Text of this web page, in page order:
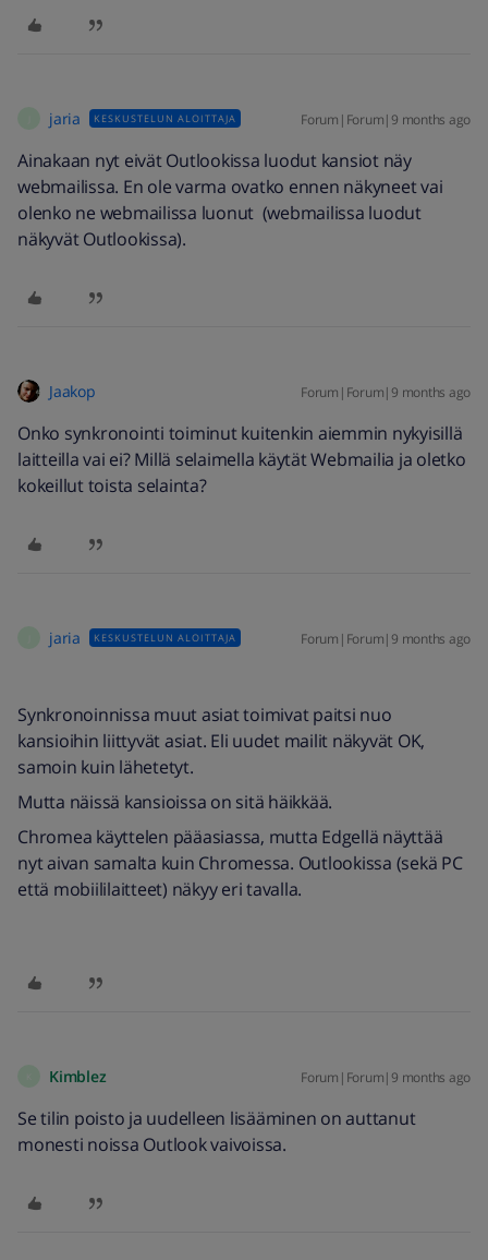
jaria KESKUSTELUN ALOITTAJA Forum|Forum|9 months ago
Ainakaan nyt eivät Outlookissa luodut kansiot näy
webmailissa. En ole varma ovatko ennen näkyneet vai
olenko ne webmailissa luonut (webmailissa luodut
näkyvät Outlookissa).
Jaakop Forum|Forum|9 months ago
Onko synkronointi toiminut kuitenkin aiemmin nykyisillä
laitteilla vai ei? Millä selaimella käytät Webmailia ja oletko
kokeillut toista selainta?
jaria KESKUSTELUN ALOITTAJA Forum|Forum|9 months ago
Synkronoinnissa muut asiat toimivat paitsi nuo
kansioihin liittyvät asiat. Eli uudet mailit näkyvät OK,
samoin kuin lähetetyt.
Mutta näissä kansioissa on sitä häikkää.
Chromea käyttelen pääasiassa, mutta Edgellä näyttää
nyt aivan samalta kuin Chromessa. Outlookissa (sekä PC
että mobiililaitteet) näkyy eri tavalla.
Kimblez Forum|Forum|9 months ago
Se tilin poisto ja uudelleen lisääminen on auttanut
monesti noissa Outlook vaivoissa.